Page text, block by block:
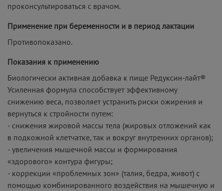
проконсультироваться с врачом.
Применение при беременности и в период лактации
Противопоказано.
Показания к применению
Биологически активная добавка к пище Редуксин-лайт®
Усиленная формула способствует эффективному
снижению веса, позволяет устранить риски ожирения и
вернуться к стройности путем:
- снижения жировой массы тела (жировых отложений как
в подкожной клетчатке, так и вокруг внутренних органов);
- увеличения мышечной массы и формирования
«здорового» контура фигуры;
- коррекции «проблемных зон» (талия, бедра, живот) c
помощью комбинированного воздействия на мышечную и